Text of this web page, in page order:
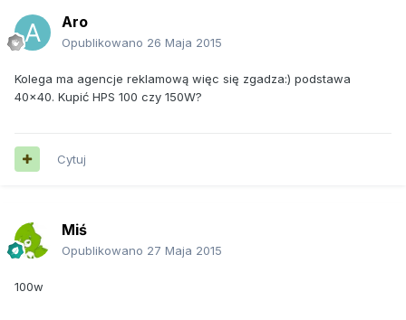
Aro
Opublikowano 26 Maja 2015
Kolega ma agencje reklamową więc się zgadza:) podstawa
40x40. Kupić HPS 100 czy 150W?
Cytuj
Miś
Opublikowano 27 Maja 2015
100w